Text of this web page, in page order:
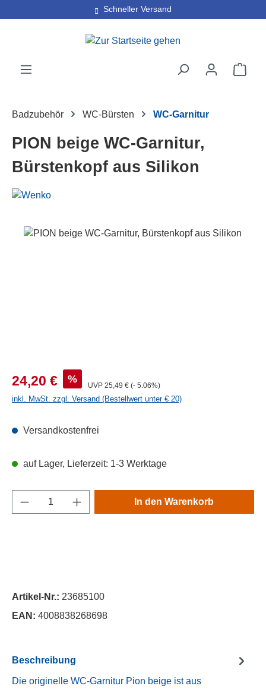
Zum Hauptinhalt springenSchneller Versand
30 Tage kostenlose Retoure
Badzubehör WC-Bürsten WC-Garnitur
PION beige WC-Garnitur,
Bürstenkopf aus Silikon
Verkaufspreis:
24,20 € %
UVP Regulärer Preis:
25,49 € (- 5.06%)
inkl. MwSt. zzgl. Versand (Bestellwert unter € 20)
Versandkostenfrei
auf Lager, Lieferzeit: 1-3 Werktage
Produkt Anzahl: Gib den gewünschten
In den Warenkorb
Artikel-Nr.: 23685100
EAN: 4008838268698
Beschreibung
Die originelle WC-Garnitur Pion beige ist aus